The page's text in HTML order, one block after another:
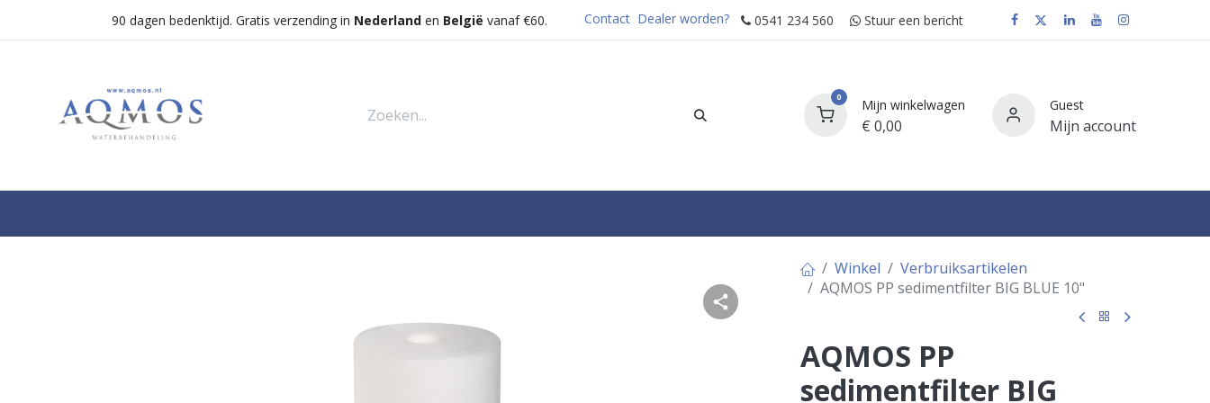
90 dagen bedenktijd. Gratis verzending in Nederlanden België vanaf €60. Contact Dealer worden? 0541 234 560 Stuur e​​​​en bericht
0 Mijn winkelwagen
€ 0,00
Guest
Mijn account
Winkel
Verbruiksartikelen
AQMOS PP sedimentfilter BIG BLUE 10"
AQMOS PP
sedimentfilter BIG